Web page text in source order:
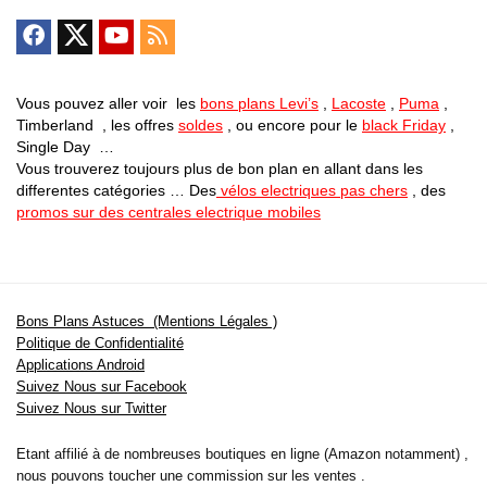
Vous pouvez aller voir les bons plans Levi’s Lacoste Puma
Timberland , les offres soldes , ou encore pour le black Friday
Single Day …
Vous trouverez toujours plus de bon plan en allant dans les
differentes catégories … Des vélos electriques pas chers , des
promos sur des centrales electrique mobiles
Bons Plans Astuces (Mentions Légales )
Politique de Confidentialité
Applications Android
Suivez Nous sur Facebook
Suivez Nous sur Twitter
Etant affilié à de nombreuses boutiques en ligne (Amazon notamment) ,
nous pouvons toucher une commission sur les ventes .